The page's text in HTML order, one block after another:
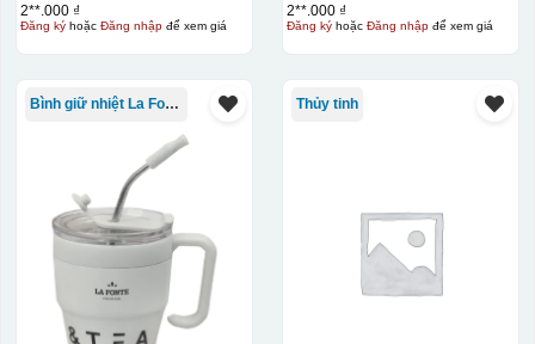
2**.000 ₫
Đăng kýhoặc Đăng nhậpđể xem giá
2**.000 ₫
Đăng kýhoặc Đăng nhậpđể xem giá
Bình giữ nhiệt La Fonte Thủy tinh